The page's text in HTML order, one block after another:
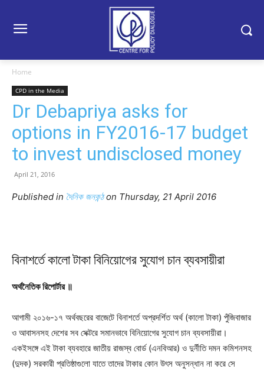
Home
CPD in the Media
Dr Debapriya asks for
options in FY2016-17 budget
to invest undisclosed money
April 21, 2016
Published in দৈনিক জনকন্ঠ on Thursday, 21 April 2016
বিনাশর্তে কালো টাকা বিনিয়োগের সুযোগ চান ব্যবসায়ীরা
অর্থনৈতিক রিপোর্টার ॥
আগামী ২০১৬-১৭ অর্থবছরের বাজেটে বিনাশর্তে অপ্রদর্শিত অর্থ (কালো টাকা) পুঁজিবাজার
ও আবাসনসহ দেশের সব সেক্টরে সমানভাবে বিনিয়োগের সুযোগ চান ব্যবসায়ীরা।
একইসঙ্গে এই টাকা ব্যবহারে জাতীয় রাজস্ব বোর্ড (এনবিআর) ও দুর্নীতি দমন কমিশনসহ
(দুদক) সরকারী প্রতিষ্ঠাগুলো যাতে তাদের টাকার কোন উৎস অনুসন্ধান না করে সে